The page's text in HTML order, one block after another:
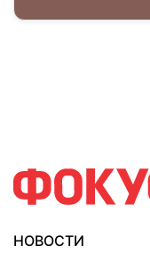
НОВОСТИ